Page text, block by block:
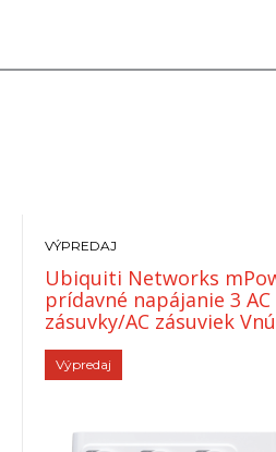
VÝPREDAJ
Ubiquiti Networks
prídavné napájanie 3 AC
zásuvky/AC zásuviek
Biela
Výpredaj